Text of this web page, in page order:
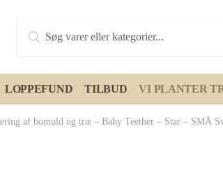
search
LOPPEFUND TILBUD VI PLANTER
af bomuld og træ – Baby Teether – Star – SMÅ